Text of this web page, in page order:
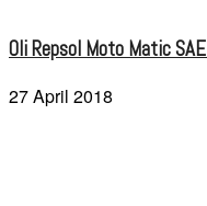
Oli Repsol Moto Matic
27 April 2018